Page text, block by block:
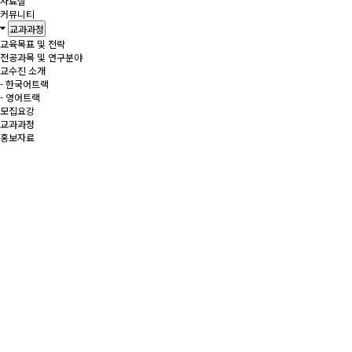
커뮤니티
교과과정
교육목표 및 전략
전공과목 및 연구분야
교수진 소개
- 한국어트랙
- 영어트랙
모집요강
교과과정
홍보자료